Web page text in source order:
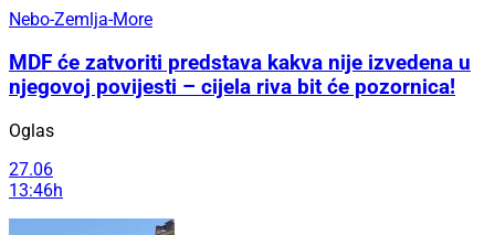
Nebo-Zemlja-More
MDF će zatvoriti predstava kakva nije izvedena u
njegovoj povijesti – cijela riva bit će pozornica!
Oglas
27.06
13:46h